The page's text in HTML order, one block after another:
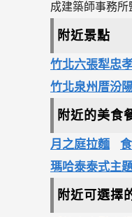
成建築師事務所
附近景點
竹北六張犁忠
竹北泉州厝汾
附近的美食
月之庭拉麵
瑪哈泰泰式主
附近可選擇